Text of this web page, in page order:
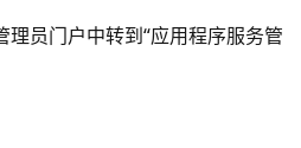
员门户中转到“应用程序服务管